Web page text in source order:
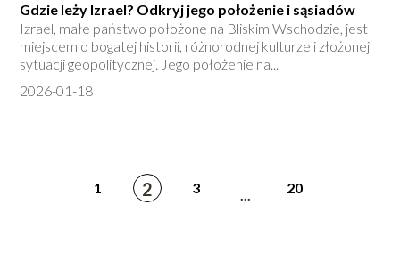
Gdzie leży Izrael? Odkryj jego położenie i sąsiadów
Izrael, małe państwo położone na Bliskim Wschodzie, jest
miejscem o bogatej historii, różnorodnej kulturze i złożonej
sytuacji geopolitycznej. Jego położenie na...
2026-01-18
1 2 3 ... 20